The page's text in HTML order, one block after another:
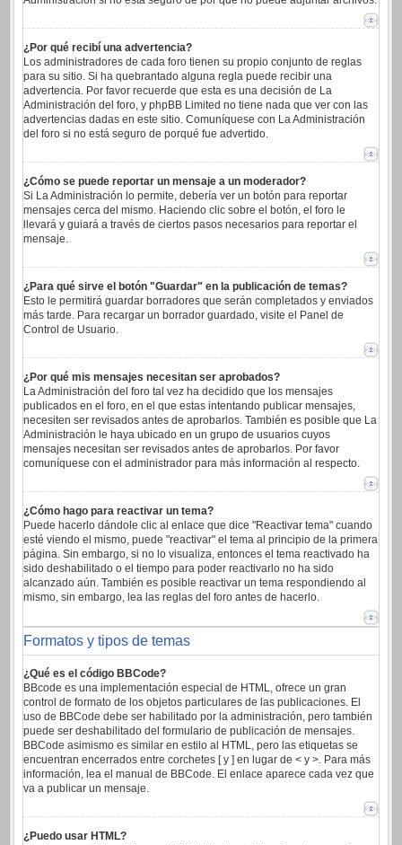
¿Por qué recibí una advertencia?
Los administradores de cada foro tienen su propio conjunto de reglas
para su sitio. Si ha quebrantado alguna regla puede recibir una
advertencia. Por favor recuerde que esta es una decisión de La
Administración del foro, y phpBB Limited no tiene nada que ver con las
advertencias dadas en este sitio. Comuníquese con La Administración
del foro si no está seguro de porqué fue advertido.
¿Cómo se puede reportar un mensaje a un moderador?
Si La Administración lo permite, debería ver un botón para reportar
mensajes cerca del mismo. Haciendo clic sobre el botón, el foro le
llevará y guiará a través de ciertos pasos necesarios para reportar el
mensaje.
¿Para qué sirve el botón "Guardar" en la publicación de temas?
Esto le permitirá guardar borradores que serán completados y enviados
más tarde. Para recargar un borrador guardado, visite el Panel de
Control de Usuario.
¿Por qué mis mensajes necesitan ser aprobados?
La Administración del foro tal vez ha decidido que los mensajes
publicados en el foro, en el que estas intentando publicar mensajes,
necesiten ser revisados antes de aprobarlos. También es posible que La
Administración le haya ubicado en un grupo de usuarios cuyos
mensajes necesitan ser revisados antes de aprobarlos. Por favor
comuníquese con el administrador para más información al respecto.
¿Cómo hago para reactivar un tema?
Puede hacerlo dándole clic al enlace que dice "Reactivar tema" cuando
esté viendo el mismo, puede "reactivar" el tema al principio de la primera
página. Sin embargo, si no lo visualiza, entonces el tema reactivado ha
sido deshabilitado o el tiempo para poder reactivarlo no ha sido
alcanzado aún. También es posible reactivar un tema respondiendo al
mismo, sin embargo, lea las reglas del foro antes de hacerlo.
Formatos y tipos de temas
¿Qué es el código BBCode?
BBcode es una implementación especial de HTML, ofrece un gran
control de formato de los objetos particulares de las publicaciones. El
uso de BBCode debe ser habilitado por la administración, pero también
puede ser deshabilitado del formulario de publicación de mensajes.
BBCode asimismo es similar en estilo al HTML, pero las etiquetas se
encuentran encerrados entre corchetes [ y ] en lugar de < y >. Para más
información, lea el manual de BBCode. El enlace aparece cada vez que
va a publicar un mensaje.
¿Puedo usar HTML?